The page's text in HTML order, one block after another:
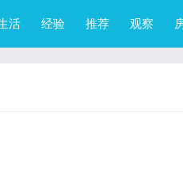
活 经验 推荐 观察